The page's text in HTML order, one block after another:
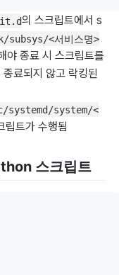
의 스크립트에서 s
<서비스명>
야 종료 시 스크립트를
료되지 않고 락킹된
systemd/system/<
립트가 수행됨
스크립트